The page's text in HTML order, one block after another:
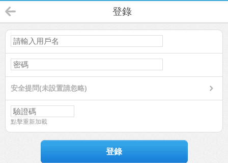
登錄
安全提問(未設置請忽略)
點擊重新加載
登錄